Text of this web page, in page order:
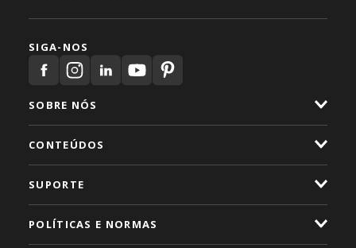
SIGA-NOS
SOBRE NÓS
CONTEÚDOS
SUPORTE
POLÍTICAS E NORMAS